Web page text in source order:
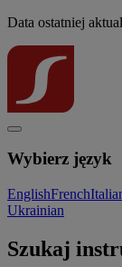
Data ostatniej
Wybierz język
EnglishFrench
Ukrainian
Szukaj